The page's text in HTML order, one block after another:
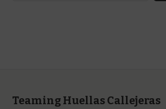
Teaming Huellas Callejeras